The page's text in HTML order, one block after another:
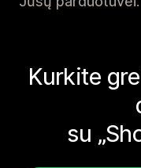
Kurkite
su